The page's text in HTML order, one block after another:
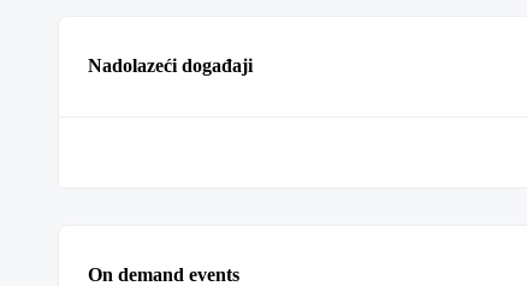
Nadolazeći događaji
On demand events